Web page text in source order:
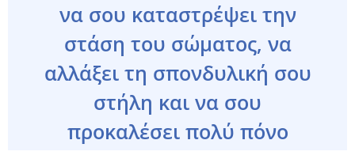
να σου καταστρέψει την
στάση του σώματος, να
αλλάξει τη σπονδυλική σου
στήλη και να σου
προκαλέσει πολύ πόνο